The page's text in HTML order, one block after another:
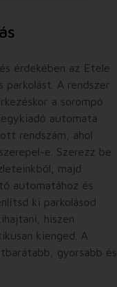
érdekében az Etele
A rendszer
a sorompó
automata
rendszám, ahol
e. Szerezz be
majd
automatához és
ki parkolásod
hiszen
kienged. A
gyorsabb és